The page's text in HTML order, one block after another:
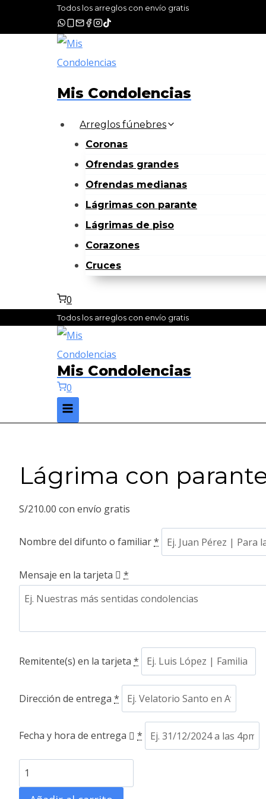
Todos los arreglos con envío gratis
Mis Condolencias
Arreglos fúnebres
Coronas
Ofrendas grandes
Ofrendas medianas
Lágrimas con parante
Lágrimas de piso
Corazones
Cruces
0
Todos los arreglos con envío gratis
Mis Condolencias
0
Lágrima con
S/210.00 con envío gratis
Nombre del difunto o familiar*
Mensaje en la tarjeta *
Remitente(s) en la tarjeta *
Dirección de entrega *
Fecha y hora de entrega *
Lágrima
con